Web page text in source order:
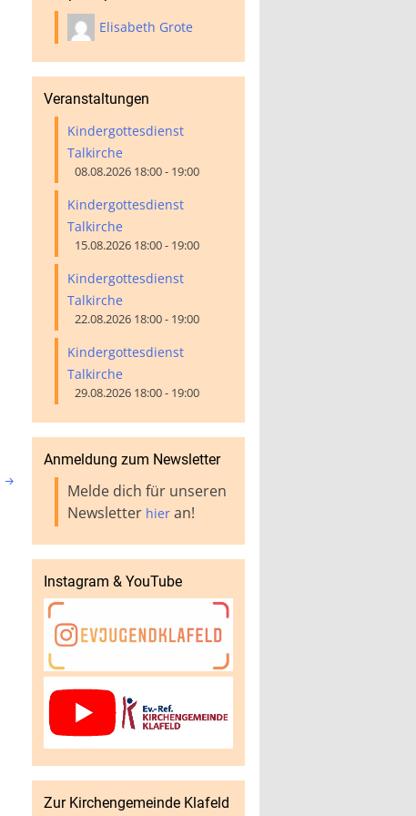

Elisabeth Grote
Veranstaltungen
Kindergottesdienst
Talkirche
08.08.2026 18:00 - 19:00
Kindergottesdienst
Talkirche
15.08.2026 18:00 - 19:00
Kindergottesdienst
Talkirche
22.08.2026 18:00 - 19:00
Kindergottesdienst
Talkirche
29.08.2026 18:00 - 19:00
Anmeldung zum Newsletter
Melde dich für unseren
Newsletter hieran!
Instagram & YouTube
Zur Kirchengemeinde Klafeld